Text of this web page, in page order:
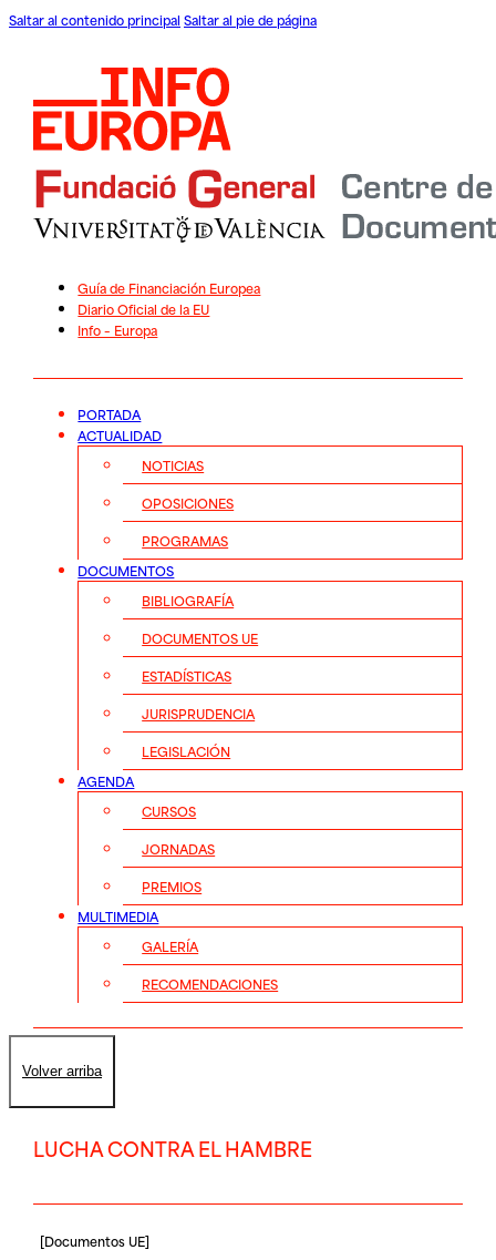
Saltar al contenido principal Saltar al pie de página
Guía de Financiación Europea
Diario Oficial de la EU
Info – Europa
PORTADA
ACTUALIDAD
NOTICIAS
OPOSICIONES
PROGRAMAS
DOCUMENTOS
BIBLIOGRAFÍA
DOCUMENTOS UE
ESTADÍSTICAS
JURISPRUDENCIA
LEGISLACIÓN
AGENDA
CURSOS
JORNADAS
PREMIOS
MULTIMEDIA
GALERÍA
RECOMENDACIONES
Volver arriba
LUCHA CONTRA EL HAMBRE
[Documentos UE]